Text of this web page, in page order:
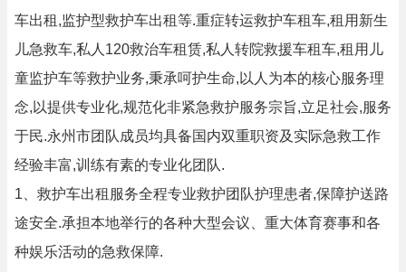
车出租,监护型救护车出租等.重症转运救护车租车,租用新生
儿急救车,私人120救治车租赁,私人转院救援车租车,租用儿
童监护车等救护业务,秉承呵护生命,以人为本的核心服务理
念,以提供专业化,规范化非紧急救护服务宗旨,立足社会,服务
于民.永州市团队成员均具备国内双重职资及实际急救工作
经验丰富,训练有素的专业化团队.
1、救护车出租服务全程专业救护团队护理患者,保障护送路
途安全.承担本地举行的各种大型会议、重大体育赛事和各
种娱乐活动的急救保障.